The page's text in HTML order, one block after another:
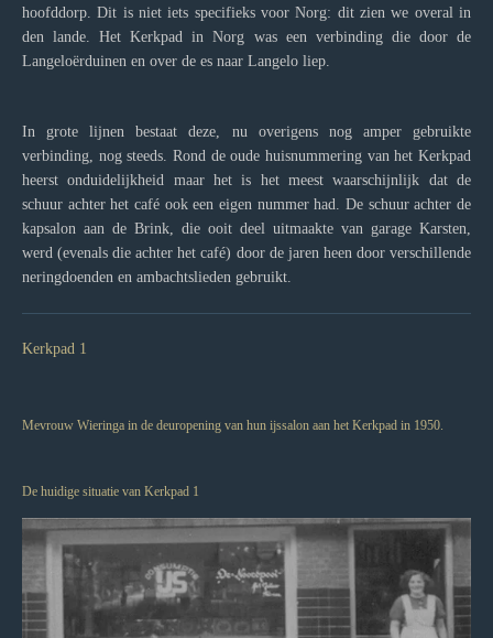
hoofddorp. Dit is niet iets specifieks voor Norg: dit zien we overal in
den lande. Het Kerkpad in Norg was een verbinding die door de
Langeloërduinen en over de es naar Langelo liep.
In grote lijnen bestaat deze, nu overigens nog amper gebruikte
verbinding, nog steeds. Rond de oude huisnummering van het Kerkpad
heerst onduidelijkheid maar het is het meest waarschijnlijk dat de
schuur achter het café ook een eigen nummer had. De schuur achter de
kapsalon aan de Brink, die ooit deel uitmaakte van garage Karsten,
werd (evenals die achter het café) door de jaren heen door verschillende
neringdoenden en ambachtslieden gebruikt.
Kerkpad 1
Mevrouw Wieringa in de deuropening van hun ijssalon aan het Kerkpad in 1950.
De huidige situatie van Kerkpad 1